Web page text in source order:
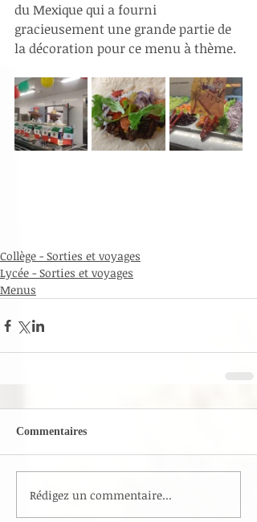
du Mexique qui a fourni
gracieusement une grande partie de
la décoration pour ce menu à thème.
Collège - Sorties et voyages
Lycée - Sorties et voyages
Menus
Commentaires
Rédigez un commentaire...